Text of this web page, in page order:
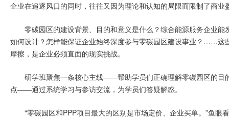
企业在追逐风口的同时，往往又因为理论和认知的局限而限制了商业
零碳园区的建设背景、目的和意义是什么？综合能源服务企业
如何设计？怎样能保证企业始终深度参与零碳园区建设事业？……这
摩擦，是企业必须直面的现实挑战。
研学班聚焦一条核心主线——帮助学员们正确理解零碳园区的目
点——通过系统学习与参访交流，为学员们答疑解惑。
“零碳园区和PPP项目最大的区别是市场定价、企业买单。”鱼